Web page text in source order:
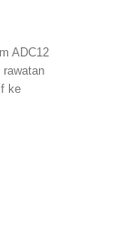
ADC12
rawatan
ke